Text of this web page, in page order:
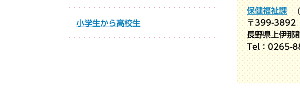
保健福祉課
〒399-3892
長野県上伊那
Tel：0265-
小学生から高校生